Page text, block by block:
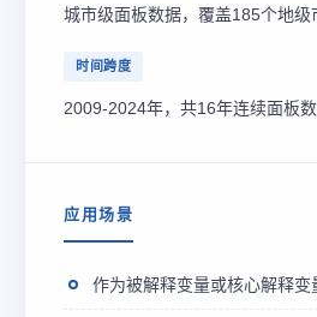
城市级面板数据，覆盖185个地级
时间跨度
2009-2024年，共16年连续面板数
应用场景
作为被解释变量或核心解释